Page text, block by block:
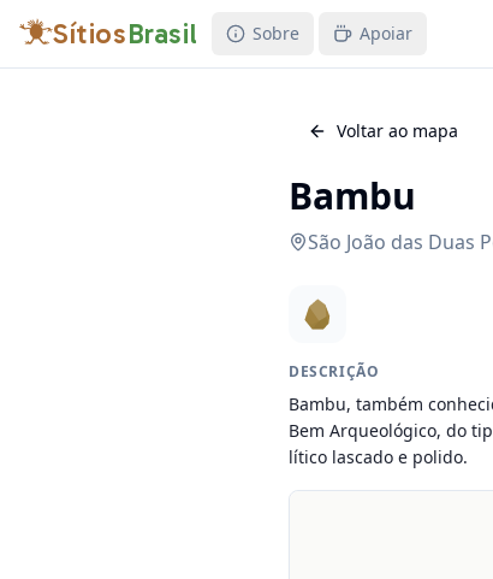
SítiosBrasil Sobre Apoiar
Voltar ao mapa
Bambu
São João das Duas
DESCRIÇÃO
Bambu, também
Bem Arqueológico, do
lítico lascado e polido.